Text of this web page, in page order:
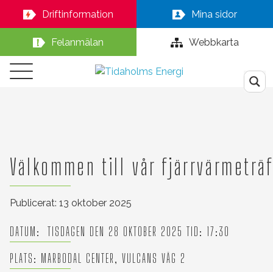
Driftinformation Mina sidor
Felanmälan Webbkarta
Välkommen till vår
Publicerat: 13 oktober 2025
DATUM: TISDAGEN DEN 28 OKTOBER 2025 TID: 17:30
PLATS: MARBODAL CENTER, VULCANS VÄG 2